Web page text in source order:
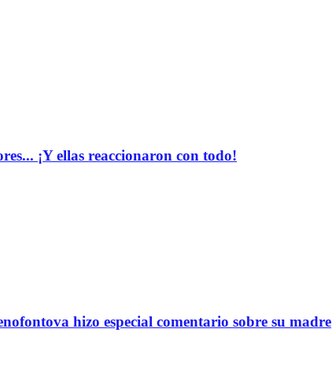
¡Y ellas reaccionaron con todo!
hizo especial comentario sobre su madre